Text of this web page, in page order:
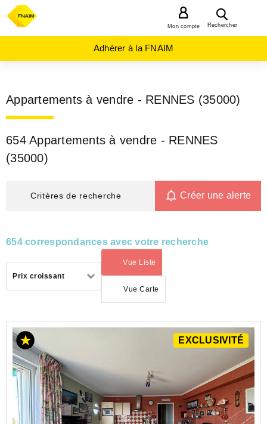
Rechercher
Mon compte
Adhérer à la FNAIM
Appartements à vendre - RENNES (35000)
654 Appartements à vendre - RENNES
(35000)
Critères de recherche Créer une alerte
654 correspondances avec votre recherche
Prix croissant
Vue Liste
(activé)
Vue Carte
ACHAT
APPARTEMENT
BRETAGNE
ILLE-
ET-
VILAINE
(35)
RENNES
(35000)
EXCLUSIVITÉ